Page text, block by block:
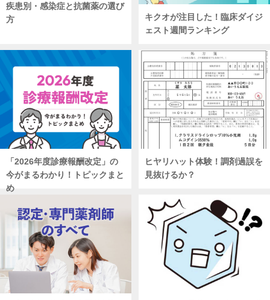
疾患別・感染症と抗菌薬の選び
方
キクオが注目した！臨床ダイジ
ェスト週間ランキング
「2026年度診療報酬改定」の
今がまるわかり！トピックまと
め
ヒヤリハット体験！調剤過誤を
見抜けるか？